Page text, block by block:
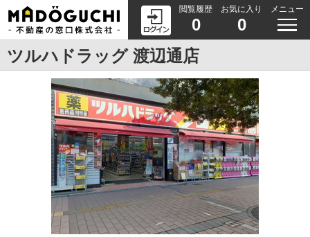
閲覧履歴
0
お気に入り
0
メニュー
ツルハドラッグ 渡辺通店